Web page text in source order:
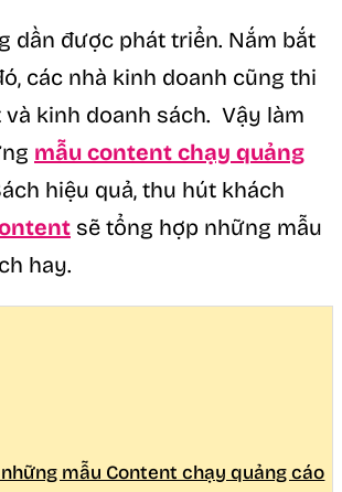
dần được phát triển. Nắm bắt
các nhà kinh doanh cũng thi
và kinh doanh sách. Vậy làm
mẫu content chạy quảng
hiệu quả, thu hút khách
sẽ tổng hợp những mẫu
hay.
mẫu Content chạy quảng cáo